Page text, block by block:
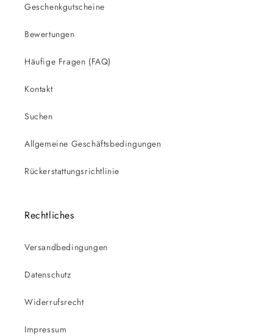
Geschenkgutscheine
Bewertungen
Häufige Fragen (FAQ)
Kontakt
Suchen
Allgemeine Geschäftsbedingungen
Rückerstattungsrichtlinie
Rechtliches
Versandbedingungen
Datenschutz
Widerrufsrecht
Impressum